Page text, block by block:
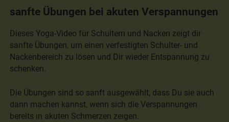
sanfte Übungen bei akuten Verspannungen
Dieses Yoga-Video für Schultern und Nacken zeigt dir
sanfte Übungen, um einen verfestigten Schulter- und
Nackenbereich zu lösen und Dir wieder Entspannung zu
schenken.
Die Übungen sind so sanft ausgewählt, dass Du sie auch
dann machen kannst, wenn sich die Verspannungen
bereits in akuten Schmerzen zeigen.